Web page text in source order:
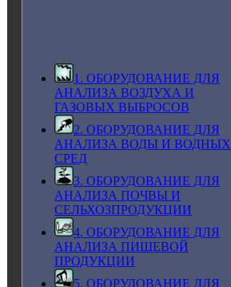
1. ОБОРУДОВАНИЕ ДЛЯ
АНАЛИЗА ВОЗДУХА И
ГАЗОВЫХ ВЫБРОСОВ
2. ОБОРУДОВАНИЕ ДЛЯ
АНАЛИЗА ВОДЫ И ВОДНЫХ
СРЕД
3. ОБОРУДОВАНИЕ ДЛЯ
АНАЛИЗА ПОЧВЫ И
СЕЛЬХОЗПРОДУКЦИИ
4. ОБОРУДОВАНИЕ ДЛЯ
АНАЛИЗА ПИЩЕВОЙ
ПРОДУКЦИИ
5. ОБОРУДОВАНИЕ ДЛЯ